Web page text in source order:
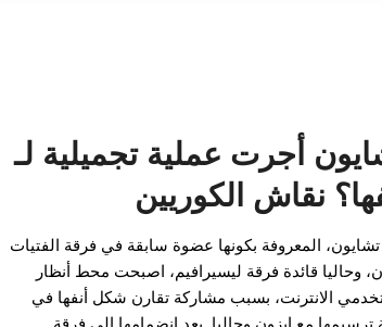
أجرت عملية تجميلية لـ
نقاش الكوريين
المعروفة بكونها عضوة سابقة في فرقة الفتيات
وحاليا قائدة فرقة ليسيرافيم، اصبحت محط أنظار
الانترنت، بسبب مشاركة تقارن شكل أنفها في
ترسيمها مع ايزون وحاليا. بعد انضمامها إلى فرقة